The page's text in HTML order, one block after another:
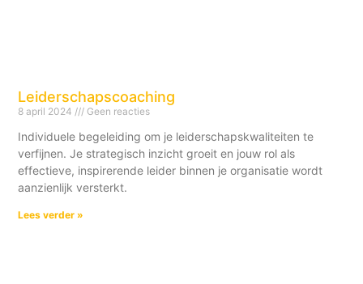
Leiderschapscoaching
8 april 2024 Geen reacties
Individuele begeleiding om je leiderschapskwaliteiten te
verfijnen. Je strategisch inzicht groeit en jouw rol als
effectieve, inspirerende leider binnen je organisatie wordt
aanzienlijk versterkt.
Lees verder »